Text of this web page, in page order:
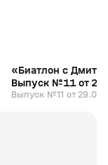
«Биатлон с
Выпуск №11 от
Выпуск №11 от